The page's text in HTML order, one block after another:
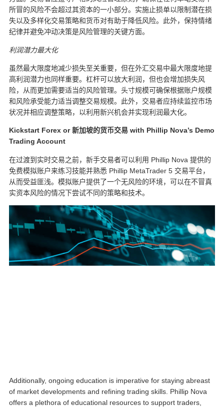
所冒的风险不会超过其资本的一小部分。实施止损单以限制潜在损
失以及多样化交易策略和货币对有助于降低风险。此外，保持情绪
纪律并避免冲动决策是风险管理的关键方面。
利润潜力最大化
虽然最大限度地减少损失至关重要，但在外汇交易中最大限度地提
高利润潜力也同样重要。杠杆可以放大利润，但也会增加损失风
险，从而更加需要适当的风险管理。头寸规模可确保根据账户规模
和风险承受能力适当调整交易规模。此外，交易者应持续监控市场
状况并相应调整策略，以利用新兴机会并实现利润最大化。
Kickstart Forex or新加坡的货币交易 with Phillip Nova’s Demo
Trading Account
在过渡到实时交易之前，新手交易者可以利用 Phillip Nova 提供的
免费模拟账户来练习技能并熟悉 Phillip MetaTrader 5 交易平台，
从而受益匪浅。模拟账户提供了一个无风险的环境，可以在不冒真
实资本风险的情况下尝试不同的策略和技术。
Additionally, ongoing education is imperative for staying abreast
of market developments and refining trading skills. Phillip Nova
offers a plethora of educational resources to support traders,